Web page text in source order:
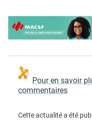
Pour en savoir
commentaires
Cette actualité a été